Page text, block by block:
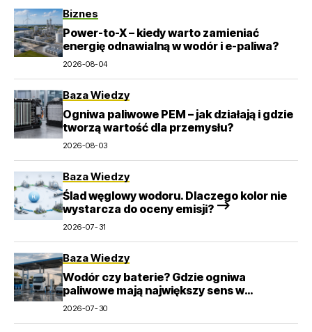
Biznes
Power-to-X – kiedy warto zamieniać
energię odnawialną w wodór i e-paliwa?
2026-08-04
Baza Wiedzy
Ogniwa paliwowe PEM – jak działają i gdzie
tworzą wartość dla przemysłu?
2026-08-03
Baza Wiedzy
Ślad węglowy wodoru. Dlaczego kolor nie
wystarcza do oceny emisji? –>
2026-07-31
Baza Wiedzy
Wodór czy baterie? Gdzie ogniwa
paliwowe mają największy sens w
transporcie
2026-07-30